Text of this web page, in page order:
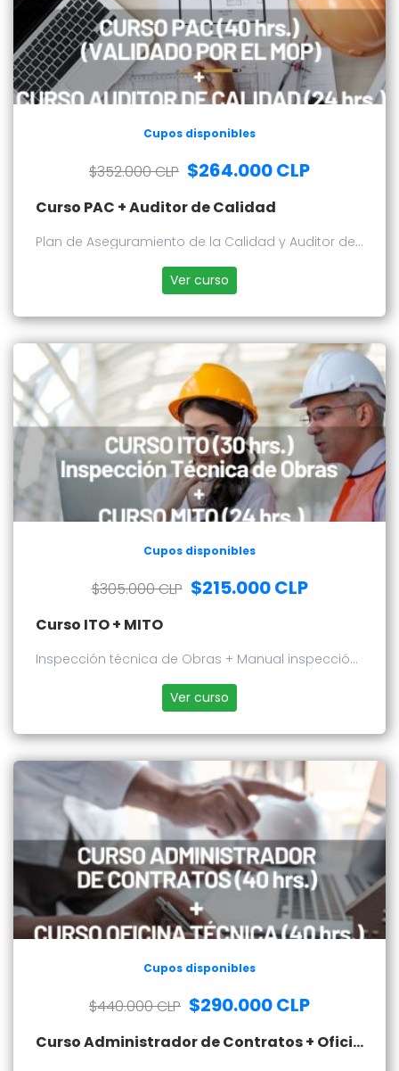
Cupos disponibles
$352.000 CLP $264.000 CLP
Curso PAC + Auditor de Calidad
Plan de Aseguramiento de la Calidad y Auditor de
Ver curso
Cupos disponibles
$305.000 CLP $215.000 CLP
Curso ITO + MITO
Inspección técnica de Obras + Manual inspección
técnica de obras
Ver curso
Cupos disponibles
$440.000 CLP $290.000 CLP
Curso Administrador de Contratos + Oficina Técnica